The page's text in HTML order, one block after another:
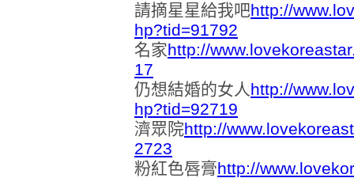
請摘星星給我吧http://
hp?tid=91792
名家http://
17
仍想結婚的女人http://
hp?tid=92719
濟眾院http://
2723
粉紅色唇膏http://